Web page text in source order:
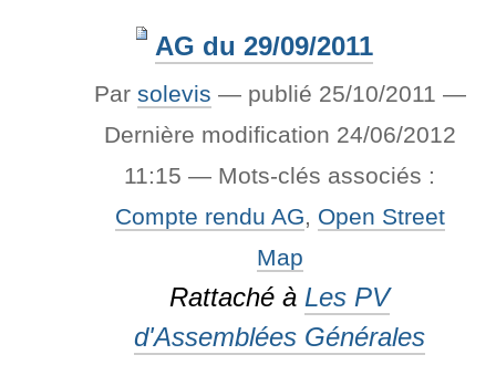
AG du 29/09/2011
Par solevis — publié 25/10/2011 —
Dernière modification 24/06/2012
11:15— Mots-clés associés :
Compte rendu AG, Open Street
Map
Rattaché à Les PV
d'Assemblées Générales